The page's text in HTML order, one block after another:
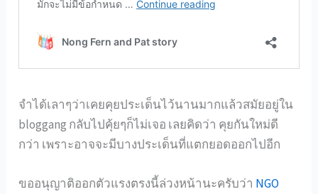
จำได้เลาๆว่าเคยคุยประเด็นไว้นานมากแล้วสมัยอยู่ใน
bloggang กลับไปคุ้ยๆก็ไม่เจอ เลยคิดว่า คุยกันใหม่ดี
กว่า เพราะอาจจะมีบางประเด็นที่แตกยอดออกไปอีก
ขออนุญาติออกตัวแรงตรงนี้ล่วงหน้านะครับว่า NGO